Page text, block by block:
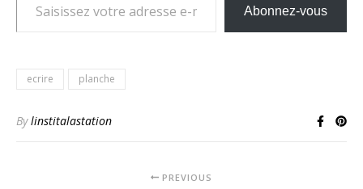
Abonnez-vous
ecrire planche
Bylinstitalastation
PREVIOUS